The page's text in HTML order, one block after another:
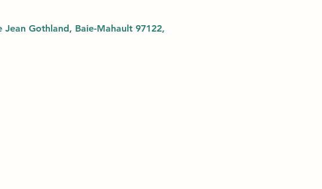
Jean Gothland, Baie-Mahault 97122,